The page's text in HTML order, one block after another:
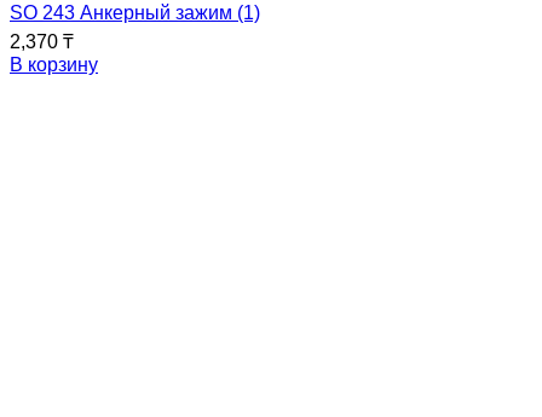
SO 243 Анкерный зажим (1)
2,370 ₸
В корзину